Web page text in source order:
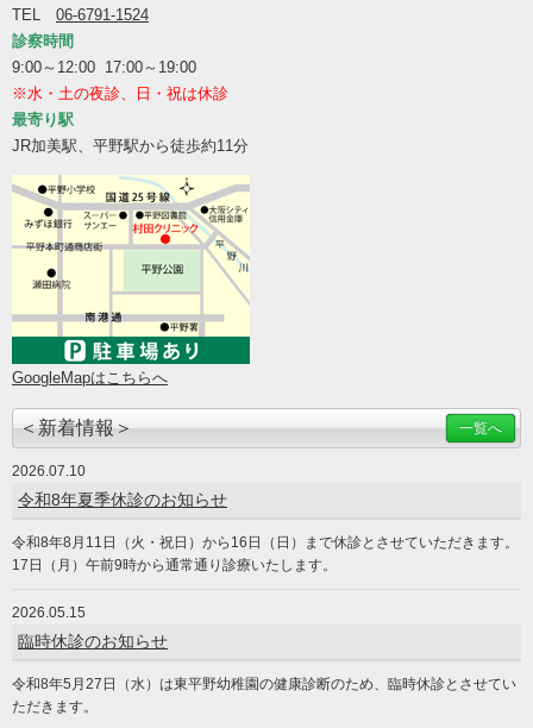
TEL 06-6791-1524
診察時間
9:00～12:00 17:00～19:00
※水・土の夜診、日・祝は休診
最寄り駅
JR加美駅、平野駅から徒歩約11分
GoogleMapはこちらへ
＜新着情報＞ 一覧へ
2026.07.10
令和8年夏季休診のお知らせ
令和8年8月11日（火・祝日）から16日（日）まで休診とさせていただきます。
17日（月）午前9時から通常通り診療いたします。
2026.05.15
臨時休診のお知らせ
令和8年5月27日（水）は東平野幼稚園の健康診断のため、臨時休診とさせてい
ただきます。